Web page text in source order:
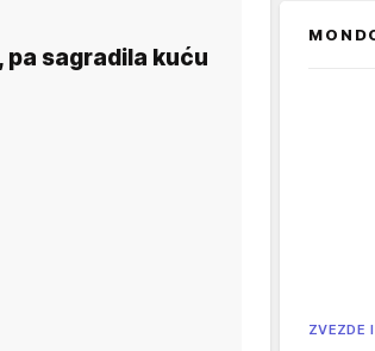
pa sagradila kuću
ZVEZDE